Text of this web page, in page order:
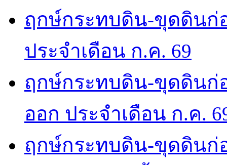
ฤกษ์กระทบดิน-ขุดดินก่
ประจำเดือน ก.ค. 69
ฤกษ์กระทบดิน-ขุดดินก่
ออก ประจำเดือน ก.ค.
ฤกษ์กระทบดิน-ขุดดินก่